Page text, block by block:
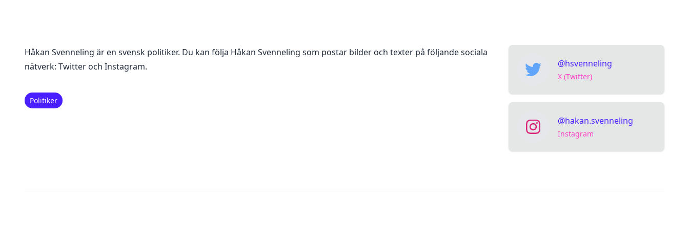
Håkan Svenneling är en svensk politiker. Du kan följa Håkan Svenneling som postar bilder och texter på följande sociala
nätverk: Twitter och Instagram.
Politiker
@hsvenneling
X (Twitter)
@hakan.svenneling
Instagram